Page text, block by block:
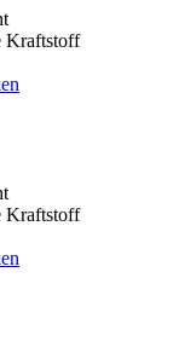
Kraftstoff
Kraftstoff